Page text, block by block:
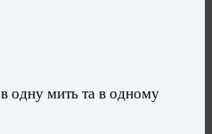
в одну мить та в одному